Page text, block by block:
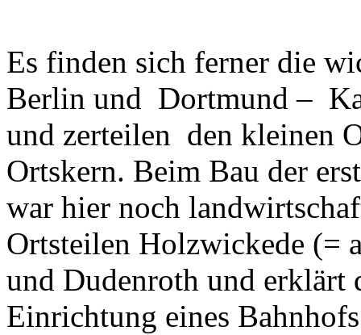
Es finden sich ferner die
Berlin und Dortmund –
und zerteilen den kleinen
Ortskern. Beim Bau der
war hier noch
Ortsteilen Holzwickede (=
und Dudenroth und erklärt
Einrichtung eines